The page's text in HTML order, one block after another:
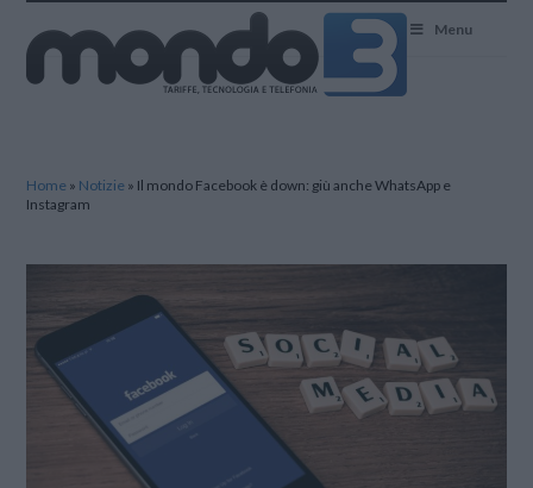
Menu
Home » Notizie » Il mondo Facebook è down: giù anche WhatsApp e
Instagram